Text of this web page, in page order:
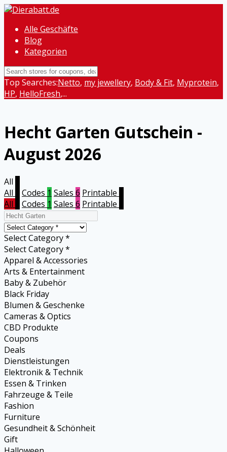
Alle Geschäfte
Blog
Kategorien
Top Searches:Netto, my jewellery, Body & Fit, Myprotein,
HP, HelloFresh,...
Hecht Garten Gutschein -
August 2026
All
All
Codes 1 Sales 6 Printable
All
Codes 1 Sales 6 Printable
Select Category *
Select Category *
Apparel & Accessories
Arts & Entertainment
Baby & Zubehör
Black Friday
Blumen & Geschenke
Cameras & Optics
CBD Produkte
Coupons
Deals
Dienstleistungen
Elektronik & Technik
Essen & Trinken
Fahrzeuge & Teile
Fashion
Furniture
Gesundheit & Schönheit
Gift